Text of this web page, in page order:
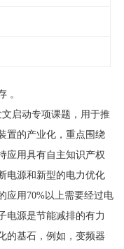
。
启动专项课题，用于推
置的产业化，重点围绕
应用具有自主知识产权
电源和新型的电力优化
应用70%以上需要经过电
电源是节能减排的有力
的基石，例如，变频器